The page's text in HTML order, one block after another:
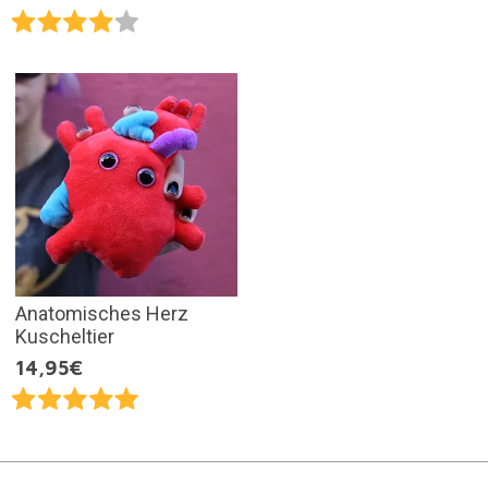
Anatomisches Herz
Kuscheltier
14,95€